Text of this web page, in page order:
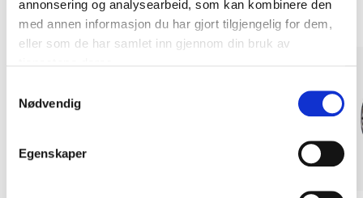
annonsering og analysearbeid, som kan kombinere den
med annen informasjon du har gjort tilgjengelig for dem,
eller som de har samlet inn gjennom din bruk av
Nødvendig
Egenskaper